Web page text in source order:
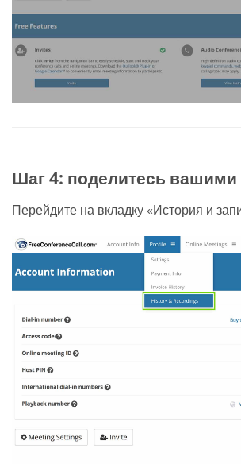
Шаг 4: поделитесь вашими
Перейдите на вкладку «История и